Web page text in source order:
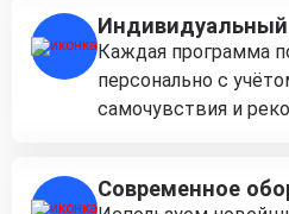
Каждая программа
персонально с
самочувствия и
Современное